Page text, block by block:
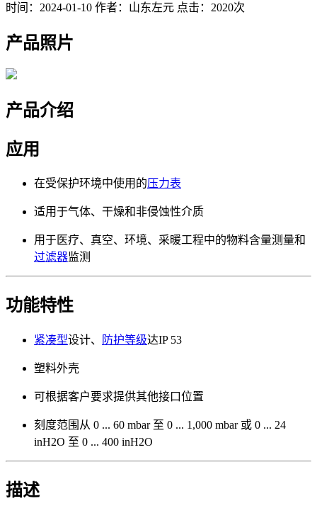
时间：2024-01-10 作者：山东左元 点击：2020次
产品照片
产品介绍
应用
在受保护环境中使用的压力表
适用于气体、干燥和非侵蚀性介质
用于医疗、真空、环境、采暖工程中的物料含量测量和
过滤器监测
功能特性
紧凑型设计、 防护等级达IP 53
塑料外壳
可根据客户要求提供其他接口位置
刻度范围从 0 ... 60 mbar 至 0 ... 1,000 mbar 或 0 ... 24
inH2O 至 0 ... 400 inH2O
描述